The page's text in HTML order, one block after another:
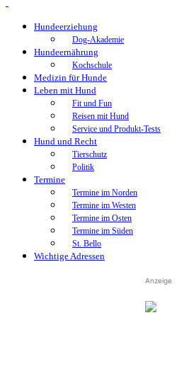
Hundeerziehung
Dog-Akademie
Hundeernährung
Kochschule
Medizin für Hunde
Leben mit Hund
Fit und Fun
Reisen mit Hund
Service und Produkt-Tests
Hund und Recht
Tierschutz
Politik
Termine
Termine im Norden
Termine im Westen
Termine im Osten
Termine im Süden
St. Bello
Wichtige Adressen
Anzeige